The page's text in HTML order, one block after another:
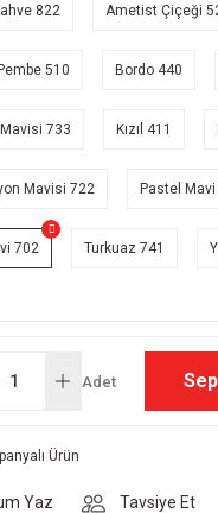
822 Ametist Çiçeği
510 Bordo 440
733 Kızıl 411
Mavisi 722 Pastel
702 Turkuaz 741
Adet
Ürün
Yaz Tavsiye Et